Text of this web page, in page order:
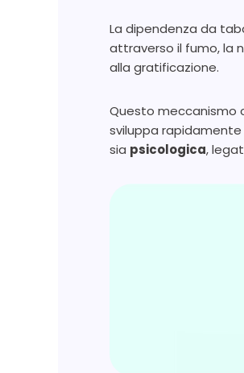
La dipendenza da
attraverso il fumo, la
alla gratificazione.
Questo meccanismo
sviluppa
sia psicologica,